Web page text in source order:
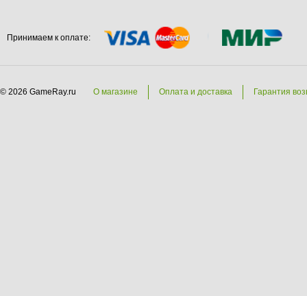
Принимаем к оплате:
© 2026 GameRay.ru О магазине Оплата и доставка Гарантия